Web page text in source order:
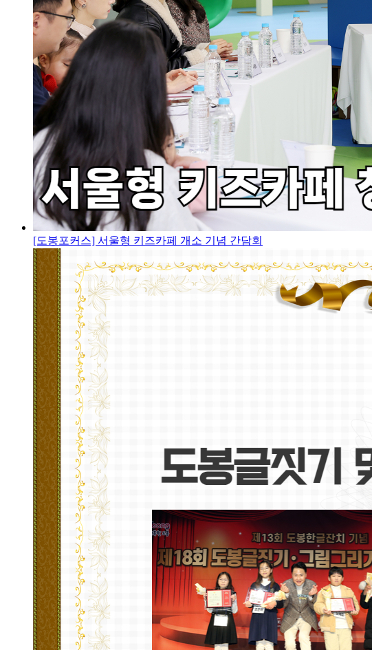
[도봉포커스] 서울형 키즈카페 개소 기념 간담회